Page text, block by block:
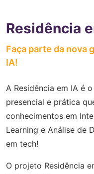
Residência
Faça parte da nova
IA!
A Residência em IA é
presencial e prática
conhecimentos em
Learning e Análise de
em tech!
O projeto Residência